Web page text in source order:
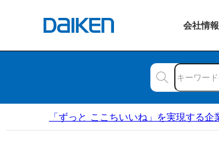
会社情報
「ずっと ここちいいね」を実現する